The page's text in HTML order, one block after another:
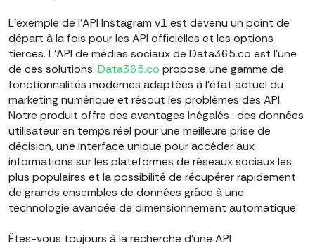
L'exemple de l'API Instagram v1 est devenu un point de
départ à la fois pour les API officielles et les options
tierces. L'API de médias sociaux de Data365.co est l'une
de ces solutions. Data365.co propose une gamme de
fonctionnalités modernes adaptées à l'état actuel du
marketing numérique et résout les problèmes des API.
Notre produit offre des avantages inégalés : des données
utilisateur en temps réel pour une meilleure prise de
décision, une interface unique pour accéder aux
informations sur les plateformes de réseaux sociaux les
plus populaires et la possibilité de récupérer rapidement
de grands ensembles de données grâce à une
technologie avancée de dimensionnement automatique.
Êtes-vous toujours à la recherche d'une API